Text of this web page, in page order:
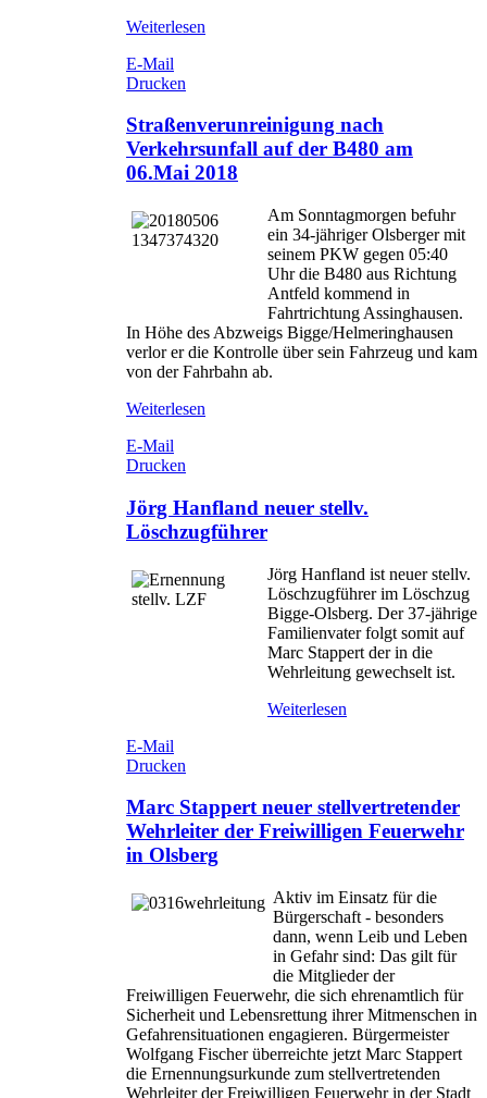
Weiterlesen
E-Mail
Drucken
Straßenverunreinigung nach
Verkehrsunfall auf der B480 am
06.Mai 2018
Am Sonntagmorgen befuhr
ein 34-jähriger Olsberger mit
seinem PKW gegen 05:40
Uhr die B480 aus Richtung
Antfeld kommend in
Fahrtrichtung Assinghausen.
In Höhe des Abzweigs Bigge/Helmeringhausen
verlor er die Kontrolle über sein Fahrzeug und kam
von der Fahrbahn ab.
Weiterlesen
E-Mail
Drucken
Jörg Hanfland neuer stellv.
Löschzugführer
Jörg Hanfland ist neuer stellv.
Löschzugführer im Löschzug
Bigge-Olsberg. Der 37-jährige
Familienvater folgt somit auf
Marc Stappert der in die
Wehrleitung gewechselt ist.
Weiterlesen
E-Mail
Drucken
Marc Stappert neuer stellvertretender
Wehrleiter der Freiwilligen Feuerwehr
in Olsberg
Aktiv im Einsatz für die
Bürgerschaft - besonders
dann, wenn Leib und Leben
in Gefahr sind: Das gilt für
die Mitglieder der
Freiwilligen Feuerwehr, die sich ehrenamtlich für
Sicherheit und Lebensrettung ihrer Mitmenschen in
Gefahrensituationen engagieren. Bürgermeister
Wolfgang Fischer überreichte jetzt Marc Stappert
die Ernennungsurkunde zum stellvertretenden
Wehrleiter der Freiwilligen Feuerwehr in der Stadt